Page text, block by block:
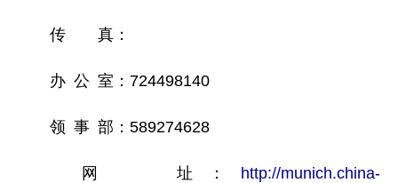
传 真：
办 公 室：724498140
领 事 部：589274628
网 址： http://munich.china-